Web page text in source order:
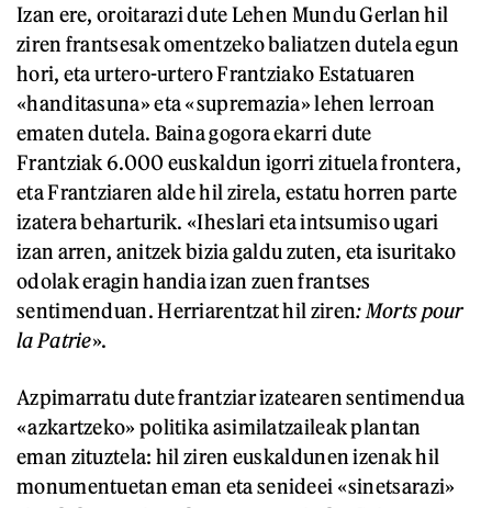
Izan ere, oroitarazi dute Lehen Mundu Gerlan hil
ziren frantsesak omentzeko baliatzen dutela egun
hori, eta urtero-urtero Frantziako Estatuaren
«handitasuna» eta «supremazia» lehen lerroan
ematen dutela. Baina gogora ekarri dute
Frantziak 6.000 euskaldun igorri zituela frontera,
eta Frantziaren alde hil zirela, estatu horren parte
izatera beharturik. «Iheslari eta intsumiso ugari
izan arren, anitzek bizia galdu zuten, eta isuritako
odolak eragin handia izan zuen frantses
sentimenduan. Herriarentzat hil ziren: Mortspour
la Patrie».
Azpimarratu dute frantziar izatearen sentimendua
«azkartzeko» politika asimilatzaileak plantan
eman zituztela: hil ziren euskaldunen izenak hil
monumentuetan eman eta senideei «sinetsarazi»